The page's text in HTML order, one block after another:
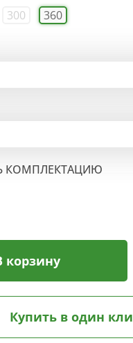
300 360
КОМПЛЕКТАЦИЮ
корзину
Купить в один